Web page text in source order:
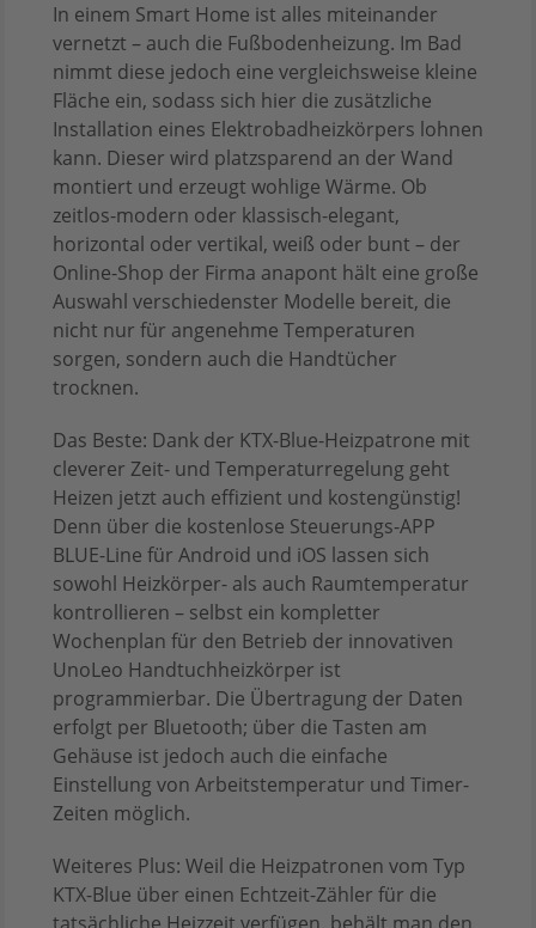
In einem Smart Home ist alles miteinander
vernetzt – auch die Fußbodenheizung. Im Bad
nimmt diese jedoch eine vergleichsweise kleine
Fläche ein, sodass sich hier die zusätzliche
Installation eines Elektrobadheizkörpers lohnen
kann. Dieser wird platzsparend an der Wand
montiert und erzeugt wohlige Wärme. Ob
zeitlos-modern oder klassisch-elegant,
horizontal oder vertikal, weiß oder bunt – der
Online-Shop der Firma anapont hält eine große
Auswahl verschiedenster Modelle bereit, die
nicht nur für angenehme Temperaturen
sorgen, sondern auch die Handtücher
trocknen.
Das Beste: Dank der KTX-Blue-Heizpatrone mit
cleverer Zeit- und Temperaturregelung geht
Heizen jetzt auch effizient und kostengünstig!
Denn über die kostenlose Steuerungs-APP
BLUE-Line für Android und iOS lassen sich
sowohl Heizkörper- als auch Raumtemperatur
kontrollieren – selbst ein kompletter
Wochenplan für den Betrieb der innovativen
UnoLeo Handtuchheizkörper ist
programmierbar. Die Übertragung der Daten
erfolgt per Bluetooth; über die Tasten am
Gehäuse ist jedoch auch die einfache
Einstellung von Arbeitstemperatur und Timer-
Zeiten möglich.
Weiteres Plus: Weil die Heizpatronen vom Typ
KTX-Blue über einen Echtzeit-Zähler für die